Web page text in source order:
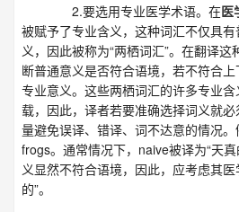
2.要选用专业医学术语。在医
被赋予了专业含义，这种词汇不仅具
义，因此被称为“两栖词汇”。在翻译
断普通意义是否符合语境，若不符合
专业意义。这些两栖词汇的许多专业
载，因此，译者若要准确选择词义就
量避免误译、错译、词不达意的情况
frogs。通常情况下，naive被译为“天
义显然不符合语境，因此，应考虑其
的”。